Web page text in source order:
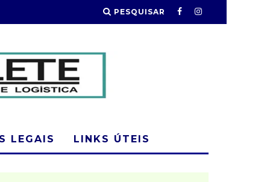
PESQUISAR
LEGAIS LINKS ÚTEIS